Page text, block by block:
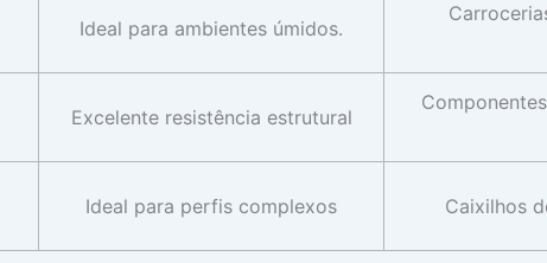
Ideal para ambientes úmidos.
Excelente resistência estrutural
Ideal para perfis complexos Caixilhos